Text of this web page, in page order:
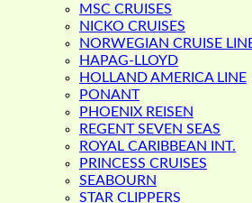
MSC CRUISES
NICKO CRUISES
NORWEGIAN CRUISE
HAPAG-LLOYD
HOLLAND AMERICA LINE
PONANT
PHOENIX REISEN
REGENT SEVEN SEAS
ROYAL CARIBBEAN INT.
PRINCESS CRUISES
SEABOURN
STAR CLIPPERS